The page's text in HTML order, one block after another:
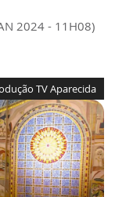
2024 - 11H08)
TV Aparecida